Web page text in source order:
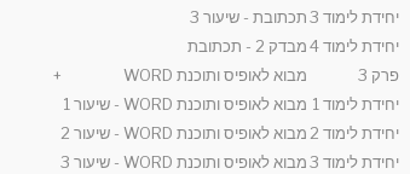
יחידת לימוד 3
תכתובת - שיעור 3
יחידת לימוד 4
מבדק 2 - תכתובת
פרק 3
מבוא לאופיס ותוכנת WORD
+
יחידת לימוד 1
מבוא לאופיס ותוכנת WORD - שיעור 1
יחידת לימוד 2
מבוא לאופיס ותוכנת WORD - שיעור 2
יחידת לימוד 3
מבוא לאופיס ותוכנת WORD - שיעור 3